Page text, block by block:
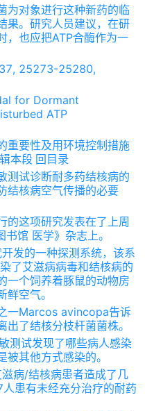
为对象进行这种新药的临
果。研究人员建议，在研
，也应把ATP合酶作为一
25273-25280,
for Dormant
ATP
重要性及用环境控制措施
本段 回目录
测试诊断耐多药结核病的
结核病空气传播的必要
的这项研究发表在了上周
馆 医学》杂志上。
发的一种探测系统，该系
了艾滋病病毒和结核病的
一个饲养着豚鼠的动物房
空气。
一Marcos avincopa告诉
了结核分枝杆菌菌株。
测试发现了哪些病人感染
其他方式感染的。
病/结核病患者造成了几
患有未经充分治疗的耐药